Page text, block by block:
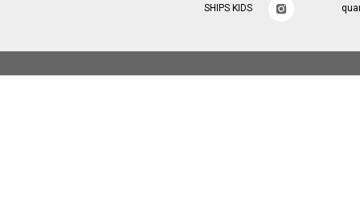
SHIPS KIDS